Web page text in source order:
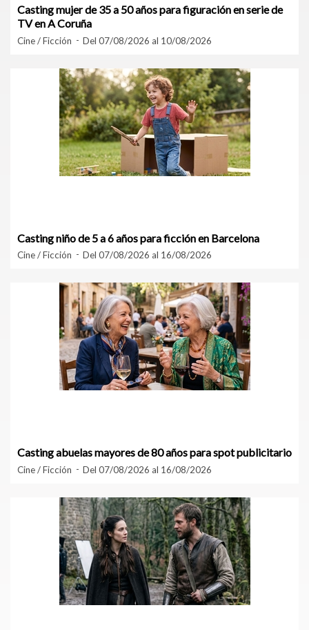
Casting mujer de 35 a 50 años para figuración en serie de
TV en A Coruña
Cine / Ficción Del 07/08/2026 al 10/08/2026
Casting niño de 5 a 6 años para ficción en Barcelona
Cine / Ficción Del 07/08/2026 al 16/08/2026
Casting abuelas mayores de 80 años para spot publicitario
Cine / Ficción Del 07/08/2026 al 16/08/2026